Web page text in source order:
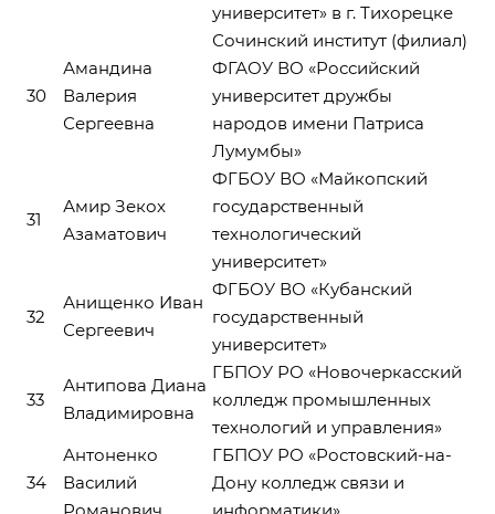
университет» в г. Тихорецке
30
Амандина
Валерия
Сергеевна
Сочинский институт (филиал)
ФГАОУ ВО «Российский
университет дружбы
народов имени Патриса
Лумумбы»
31
Амир Зекох
Азаматович
ФГБОУ ВО «Майкопский
государственный
технологический
университет»
32
Анищенко Иван
Сергеевич
ФГБОУ ВО «Кубанский
государственный
университет»
33
Антипова Диана
Владимировна
ГБПОУ РО «Новочеркасский
колледж промышленных
технологий и управления»
34
Антоненко
Василий
ГБПОУ РО «Ростовский-на-
Дону колледж связи и